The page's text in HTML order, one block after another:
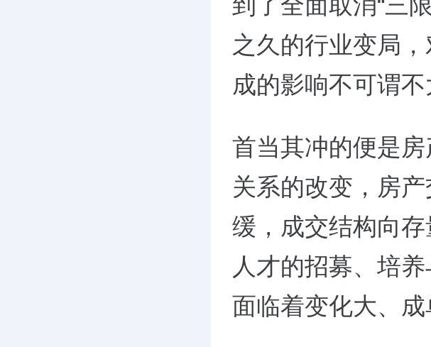
之久的行业变局
成的影响不可谓不
首当其冲的便是
关系的改变，房
缓，成交结构向存
人才的招募、培
面临着变化大、成